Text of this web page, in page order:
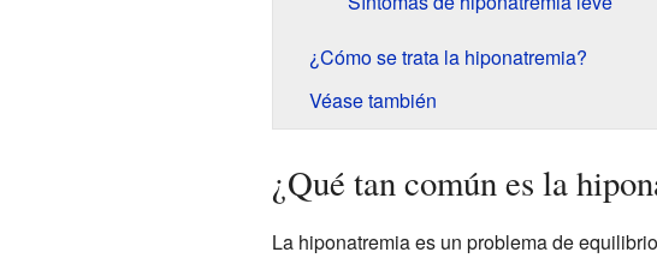
¿Cómo se trata la hiponatremia?
Véase también
¿Qué tan común es la
La hiponatremia es un problema de